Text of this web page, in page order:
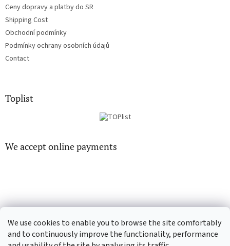
We use cookies to enable you to browse the site comfortably
and to continuously improve the functionality, performance
Ceny dopravy a platby do SR
Shipping Cost
Obchodní podmínky
Podmínky ochrany osobních údajů
Contact
Toplist
We accept online payments